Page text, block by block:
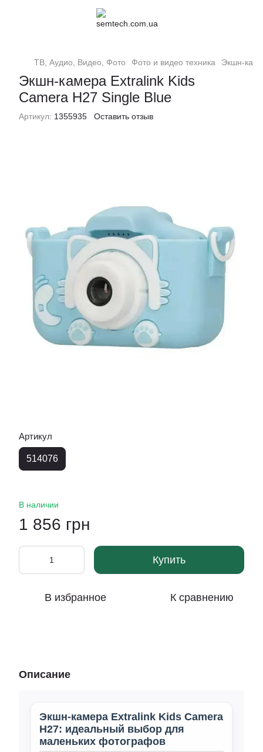
ТВ, Аудио, Видео, Фото Фото и видео техника Экшн-
Экшн-камера Extralink Kids
Camera H27 Single Blue
Артикул: 1355935 Оставить отзыв
Артикул
514076
В наличии
1 856 грн
Купить
В избранное К сравнению
Описание
Экшн-камера Extralink Kids Camera
H27: идеальный выбор для
маленьких фотографов